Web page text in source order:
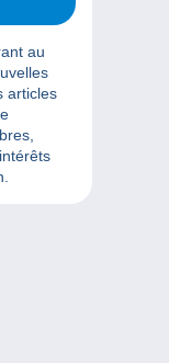
au
articles